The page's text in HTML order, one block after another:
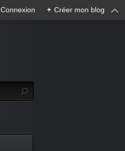
Connexion + Créer mon blog